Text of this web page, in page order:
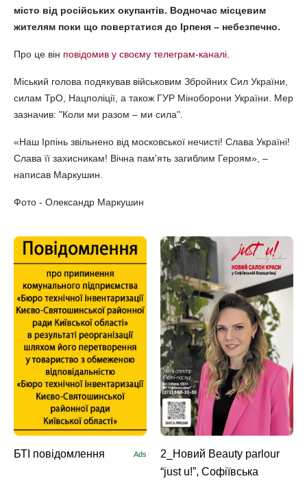
місто від російських окупантів. Водночас місцевим
жителям поки що повертатися до Ірпеня – небезпечно.
Про це він повідомив у своєму телеграм-каналі
Міський голова подякував військовим Збройних Сил України,
силам ТрО, Нацполіції, а також ГУР Міноборони України. Мер
зазначив: "Коли ми разом – ми сила".
«Наш Ірпінь звільнено від московської нечисті! Слава Україні!
Слава її захисникам! Вічна пам'ять загиблим Героям», –
написав Маркушин.
Фото - Олександр Маркушин
БТІ повідомлення Ads
2_Новий Beauty parlour
“just u!”, Софіївська